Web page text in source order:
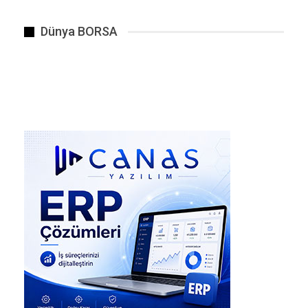
Kaspersky çoğu zaman tek başına yeterli
korsanları ve kötü amaçlı reklam yazılımlarını
temizler.
4. Otomatik Başlayan Programları Kontrol Et
Ctrl + Shift + Esc ile Görev Yöneticisi’ni açın →
Başlangıç sekmesinden şüpheli programları
devre dışı bırakın.
msconfig veya Autoruns (Microsoft’un ücretsiz
aracıdır) ile sistemde gizlenen servisleri tespit
edin.
Dünya BORSA